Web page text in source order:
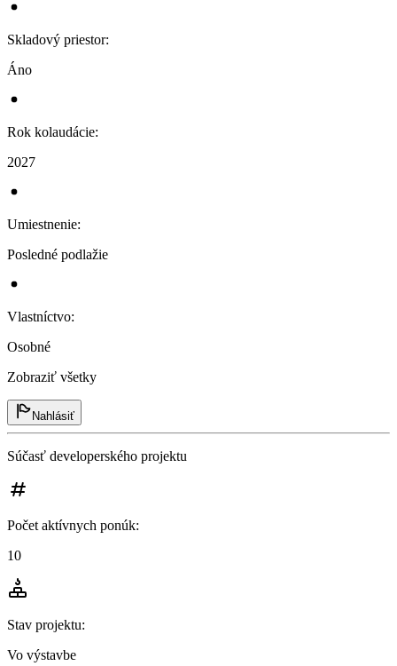
Skladový priestor:
Áno
Rok kolaudácie:
2027
Umiestnenie:
Posledné podlažie
Vlastníctvo:
Osobné
Zobraziť všetky
Nahlásiť
Súčasť developerského projektu
Počet aktívnych ponúk:
10
Stav projektu:
Vo výstavbe